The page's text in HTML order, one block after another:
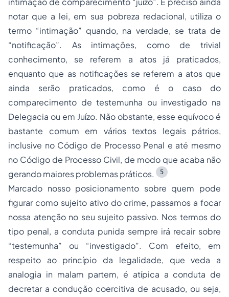
notar que a lei, em sua pobreza redacional, utiliza o
termo “intimação” quando, na verdade, se trata de
“notificação”. As intimações, como de trivial
conhecimento, se referem a atos já praticados,
enquanto que as notificações se referem a atos que
ainda serão praticados, como é o caso do
comparecimento de testemunha ou investigado na
Delegacia ou em Juízo. Não obstante, esse equívoco é
bastante comum em vários textos legais pátrios,
inclusive no Código de Processo Penal e até mesmo
no Código de Processo Civil, de modo que acaba não
gerando maiores problemas práticos.
5
Marcado nosso posicionamento sobre quem pode
figurar como sujeito ativo do crime, passamos a focar
nossa atenção no seu sujeito passivo. Nos termos do
tipo penal, a conduta punida sempre irá recair sobre
“testemunha” ou “investigado”. Com efeito, em
respeito ao princípio da legalidade, que veda a
analogia in malam partem, é atípica a conduta de
decretar a condução coercitiva de acusado, ou seja,